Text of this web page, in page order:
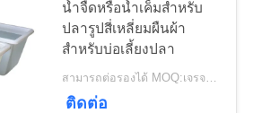
13
น้ำจืดหรือน้ำเค็มสำหรับ
ปลารูปสี่เหลี่ยมผืนผ้า
สำหรับบ่อเลี้ยงปลา
สามารถต่อรองได้ MOQ:เจรจาต่อรอง
ติดต่อ